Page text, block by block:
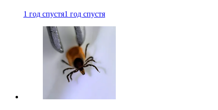
1 год спустя1 год спустя